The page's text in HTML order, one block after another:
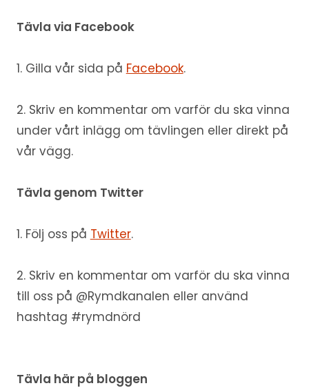
Tävla via Facebook
1. Gilla vår sida på Facebook.
2. Skriv en kommentar om varför du ska vinna
under vårt inlägg om tävlingen eller direkt på
vår vägg.
Tävla genom Twitter
1. Följ oss på Twitter.
2. Skriv en kommentar om varför du ska vinna
till oss på @Rymdkanalen eller använd
hashtag #rymdnörd
Tävla här på bloggen